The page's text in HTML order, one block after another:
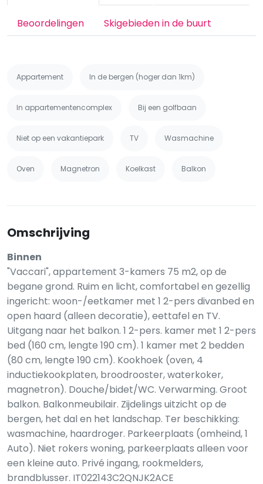
Beoordelingen Skigebieden in de buurt
Appartement In de bergen (hoger dan 1km)
In appartementencomplex Bij een golfbaan
Niet op een vakantiepark TV Wasmachine
Oven Magnetron Koelkast Balkon
Omschrijving
Binnen
"Vaccari", appartement 3-kamers 75 m2, op de
begane grond. Ruim en licht, comfortabel en gezellig
ingericht: woon-/eetkamer met 1 2-pers divanbed en
open haard (alleen decoratie), eettafel en TV.
Uitgang naar het balkon. 1 2-pers. kamer met 1 2-pers
bed (160 cm, lengte 190 cm). 1 kamer met 2 bedden
(80 cm, lengte 190 cm). Kookhoek (oven, 4
inductiekookplaten, broodrooster, waterkoker,
magnetron). Douche/bidet/WC. Verwarming. Groot
balkon. Balkonmeubilair. Zijdelings uitzicht op de
bergen, het dal en het landschap. Ter beschikking:
wasmachine, haardroger. Parkeerplaats (omheind, 1
Auto). Niet rokers woning, parkeerplaats alleen voor
een kleine auto. Privé ingang, rookmelders,
brandblusser. IT022143C2QNJK2ACE